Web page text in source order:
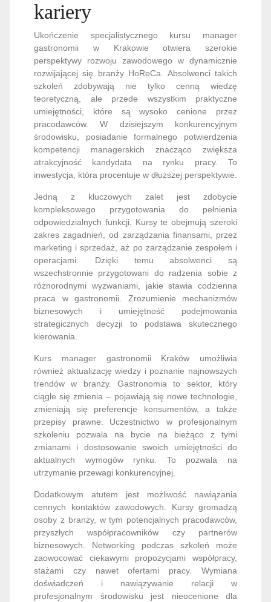
kariery
Ukończenie specjalistycznego kursu manager
gastronomii w Krakowie otwiera szerokie
perspektywy rozwoju zawodowego w dynamicznie
rozwijającej się branży HoReCa. Absolwenci takich
szkoleń zdobywają nie tylko cenną wiedzę
teoretyczną, ale przede wszystkim praktyczne
umiejętności, które są wysoko cenione przez
pracodawców. W dzisiejszym konkurencyjnym
środowisku, posiadanie formalnego potwierdzenia
kompetencji managerskich znacząco zwiększa
atrakcyjność kandydata na rynku pracy. To
inwestycja, która procentuje w dłuższej perspektywie.
Jedną z kluczowych zalet jest zdobycie
kompleksowego przygotowania do pełnienia
odpowiedzialnych funkcji. Kursy te obejmują szeroki
zakres zagadnień, od zarządzania finansami, przez
marketing i sprzedaż, aż po zarządzanie zespołem i
operacjami. Dzięki temu absolwenci są
wszechstronnie przygotowani do radzenia sobie z
różnorodnymi wyzwaniami, jakie stawia codzienna
praca w gastronomii. Zrozumienie mechanizmów
biznesowych i umiejętność podejmowania
strategicznych decyzji to podstawa skutecznego
kierowania.
Kurs manager gastronomii Kraków umożliwia
również aktualizację wiedzy i poznanie najnowszych
trendów w branży. Gastronomia to sektor, który
ciągle się zmienia – pojawiają się nowe technologie,
zmieniają się preferencje konsumentów, a także
przepisy prawne. Uczestnictwo w profesjonalnym
szkoleniu pozwala na bycie na bieżąco z tymi
zmianami i dostosowanie swoich umiejętności do
aktualnych wymogów rynku. To pozwala na
utrzymanie przewagi konkurencyjnej.
Dodatkowym atutem jest możliwość nawiązania
cennych kontaktów zawodowych. Kursy gromadzą
osoby z branży, w tym potencjalnych pracodawców,
przyszłych współpracowników czy partnerów
biznesowych. Networking podczas szkoleń może
zaowocować ciekawymi propozycjami współpracy,
stażami czy nawet ofertami pracy. Wymiana
doświadczeń i nawiązywanie relacji w
profesjonalnym środowisku jest nieocenione dla